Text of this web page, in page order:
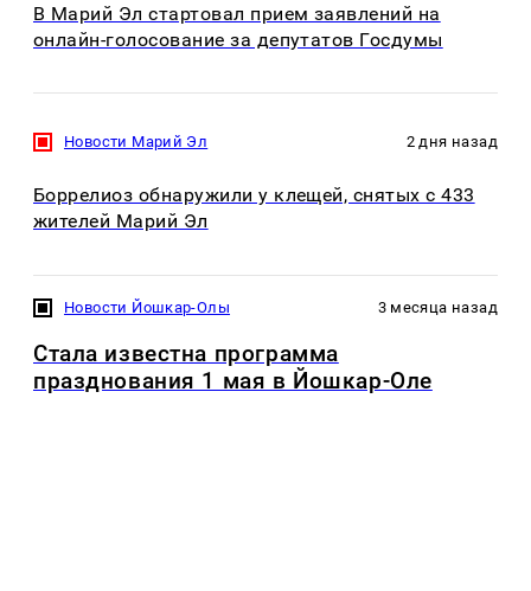
В Марий Эл стартовал прием заявлений на
онлайн-голосование за депутатов Госдумы
Новости Марий Эл 2 дня назад
Боррелиоз обнаружили у клещей, снятых с 433
жителей Марий Эл
Новости Йошкар-Олы 3 месяца назад
Стала известна программа
празднования 1 мая в Йошкар-Оле